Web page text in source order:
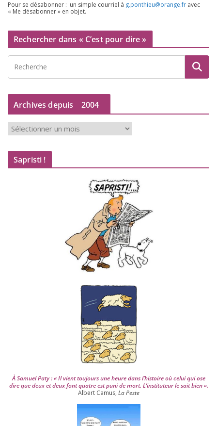
Pour se désa­bon­ner : un simple cour­riel à g.​ponthieu@​orange.​fr avec
« Me désa­bon­ner » en objet.
Rechercher dans « C’est pour dire »
Archives depuis 2004
c
Sapristi !
À Samuel Paty : « Il vient tou­jours une heure dans l’his­toire où celui qui ose
dire que deux et deux font quatre est puni de mort. L’instituteur le sait bien ».
Albert Camus, La Peste